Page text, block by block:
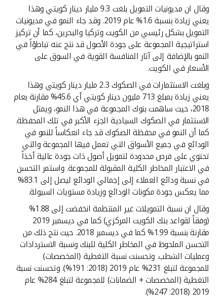
وقال ان مديونيات التمويل بلغت 9.3 مليار دينار كويتي وهذا
يعني زيادة بنسبة 1.6% عام 2019. وقد جاء النمو في مديونيات
التمويل بشكل رئيسي من الكويت وتركيا والبحرين، كما أن تركيز
استراتيجية المجموعة على جودة الأصول قد نتج عنه تباطؤاً في
النمو بالإضافة إلى آثار المنافسة القوية في السوق على
الأسعار في الكويت.
وبلغت الاستثمارات في الصكوك 2.3 مليار دينار كويتي وهذا
يعني زيادة بمبلغ 713 مليون دينار كويتي أي 45.6% مقارنة بعام
2018، حيث ساهمت بنوك المجموعة في هذا النمو، ويمثل
الاستثمار في الصكوك السيادية الجزء الأكبر في تلك المحفظة.
كما أن النمو في محفظة الصكوك قد جاء انعكاساً للنمو في
الودائع في جميع الأسواق التي تعمل فيها المجموعة والتي
تحتوي على فرص محدودة لتمويل أصول ذات جودة عالية أخذاً
في الاعتبار المخاطر الكلية المقبولة للمجموعة. واستمر التحسن
في نسبة ودائع العملاء إلى إجمالي الودائع ليصل إلى 83.1%
مما يعكس جودة مكونات الودائع وزيادة مستويات السيولة.
وقال ان نسبة التمويلات غير المنتظمة انخفضت إلى 1.88%
(وفقاً لقواعد بنك الكويت المركزي) كما في ديسمبر 2019
مقارنة بنسبة 1.99% كما في ديسمبر 2018. حيث نتج ذلك من
التحسن الملحوظ في المخاطر الكلية للبنك ونسبة الاستردادات
وعمليات الشطب. وتحسنت نسبة التغطية (المخصصات)
للمجموعة لتبلغ 231% عام 2019 (2018: 191%). وتحسنت نسبة
التغطية (المخصصات + الضمانات) للمجموعة لتبلغ 284% عام
2019 (2018: 247%).